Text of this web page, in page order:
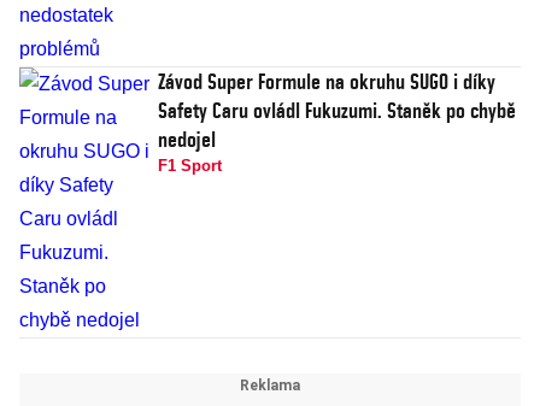
Závod Super Formule na okruhu SUGO i díky
Safety Caru ovládl Fukuzumi. Staněk po chybě
nedojel
F1 Sport